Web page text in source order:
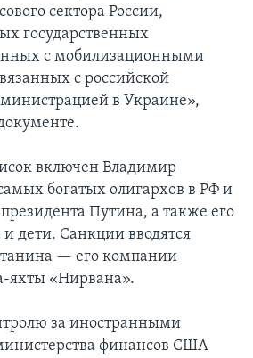
сектора России,
государственных
с мобилизационными
с российской
в Украине»,
включен Владимир
богатых олигархов в РФ и
Путина, а также его
и дети. Санкции вводятся
— его компании
яхты «Нирвана».
за иностранными
финансов США